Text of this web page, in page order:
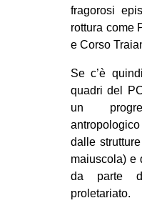
fragorosi
rottura come
e Corso
Se c’è
quadri del
un
dalle
maiuscola) e
da parte
proletariato.